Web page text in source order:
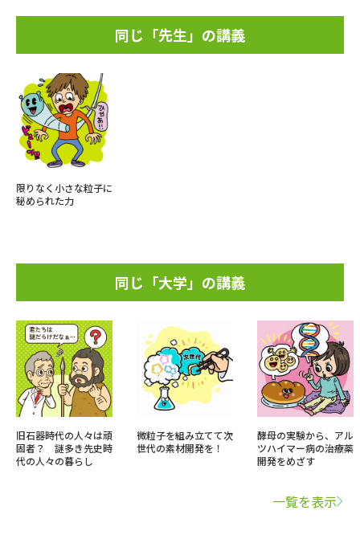
同じ「先生」の講義
限りなく小さな粒子に
秘められた力
同じ「大学」の講義
旧石器時代の人々は頑
固者？ 謎多き先史時
代の人々の暮らし
微粒子を組み立てて次
世代の素材開発を！
酵母の実験から、アル
ツハイマー病の治療薬
開発をめざす
一覧を表示